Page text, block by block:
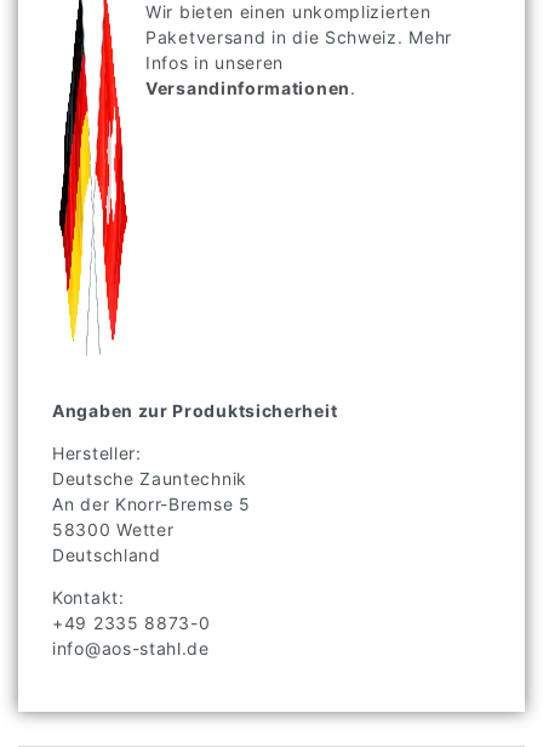
Wir bieten einen unkomplizierten
Paketversand in die Schweiz. Mehr
Infos in unseren
Versandinformationen.
Angaben zur Produktsicherheit
Hersteller:
Deutsche Zauntechnik
An der Knorr-Bremse 5
58300 Wetter
Deutschland
Kontakt:
+49 2335 8873-0
info@aos-stahl.de